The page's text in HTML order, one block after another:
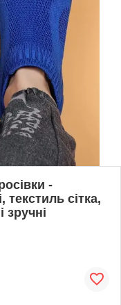
-
текстиль сітка,
зручні